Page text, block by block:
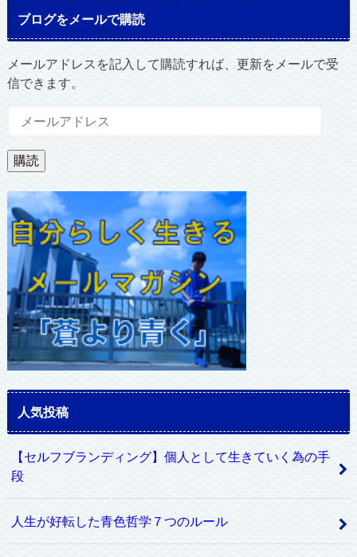
ブログをメールで購読
メールアドレスを記入して購読すれば、更新をメールで受
信できます。
ル
ア
ド
レ
ス
購読
人気投稿
【セルフブランディング】個人として生きていく為の手
段
人生が好転した青色哲学７つのルール